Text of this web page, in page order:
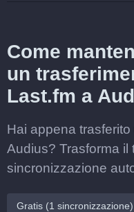
Come
un
Last.fm a
Hai appena
Audius? Trasforma il
sincronizzazione
Gratis (1 sincronizzazione)